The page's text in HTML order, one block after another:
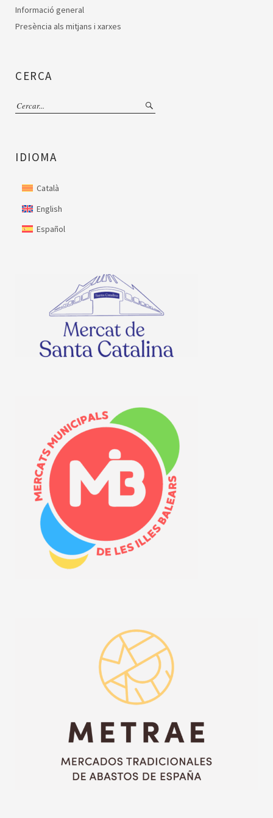
Informació general
Presència als mitjans i xarxes
CERCA
IDIOMA
Català
English
Español